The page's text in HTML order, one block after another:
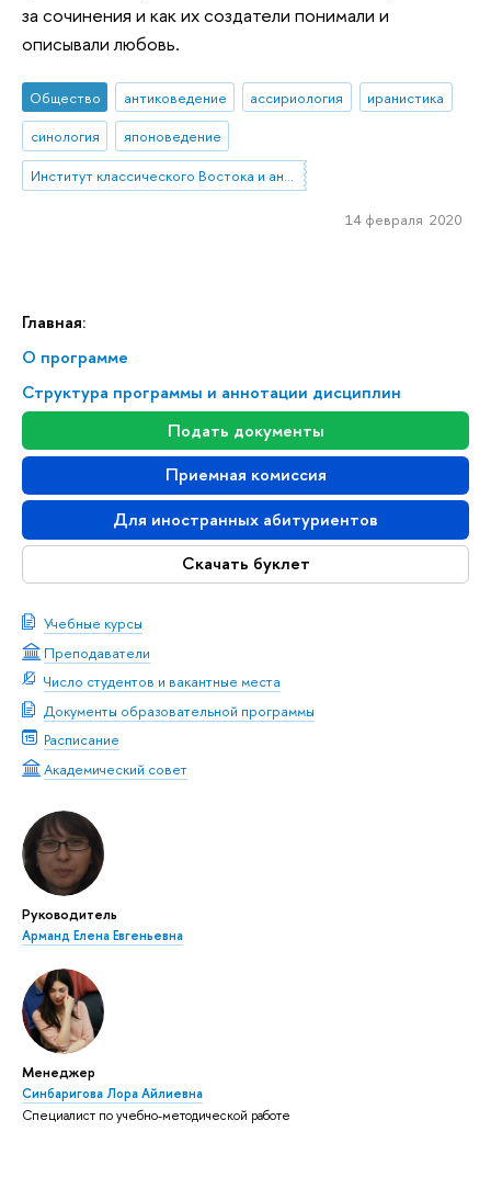
Главная:
О программе
Структура программы и аннотации дисциплин
Подать документы
Приемная комиссия
Для иностранных абитуриентов
Скачать буклет
Учебные курсы
Преподаватели
Число студентов и вакантные места
Документы образовательной программы
Расписание
Академический совет
Руководитель
Арманд Елена Евгеньевна
Менеджер
Синбаригова Лора Айлиевна
Специалист по учебно-методической работе
за сочинения и как их создатели понимали и
описывали любовь.
Общество антиковедение ассириология
иранистика
синология
японоведение
Институт классического Востока и античности
14 февраля 2020